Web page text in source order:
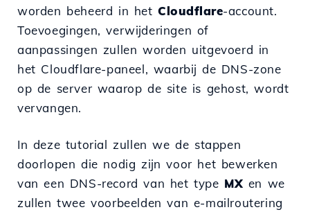
worden beheerd in hetCloudflare-account.
Toevoegingen, verwijderingen of
aanpassingen zullen worden uitgevoerd in
het Cloudflare-paneel, waarbij de DNS-zone
op de server waarop de site is gehost, wordt
vervangen.
In deze tutorial zullen we de stappen
doorlopen die nodig zijn voor het bewerken
van een DNS-record van het type MX en we
zullen twee voorbeelden van e-mailroutering